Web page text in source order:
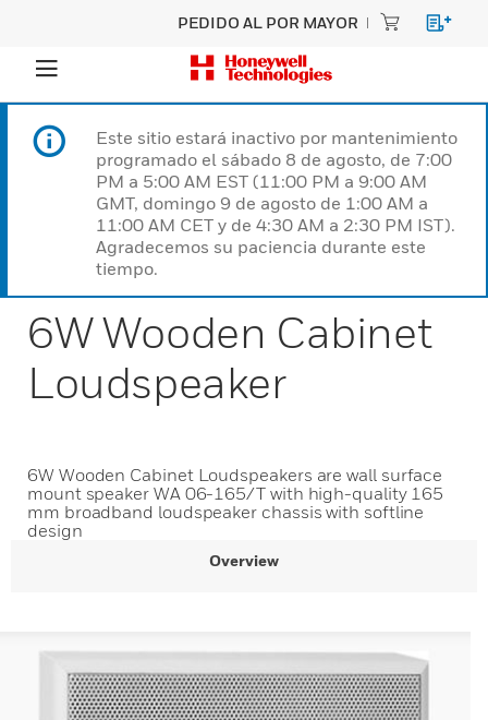
PEDIDO AL POR MAYOR
Este sitio estará inactivo por mantenimiento
programado el sábado 8 de agosto, de 7:00
PM a 5:00 AM EST (11:00 PM a 9:00 AM
GMT, domingo 9 de agosto de 1:00 AM a
11:00 AM CET y de 4:30 AM a 2:30 PM IST).
Agradecemos su paciencia durante este
tiempo.
6W Wooden Cabinet
Loudspeaker
6W Wooden Cabinet Loudspeakers are wall surface
mount speaker WA 06-165/T with high-quality 165
mm broadband loudspeaker chassis with softline
design
Overview